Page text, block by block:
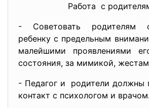
Работа с
- Советовать родителям
ребенку с предельным
малейшими проявлениями
состояния, за мимикой,
- Педагог и родители должны
контакт с психологом и врачом.